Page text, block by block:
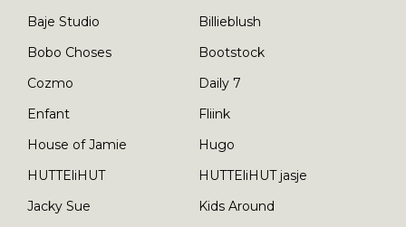
Baje Studio
Billieblush
Bobo Choses
Bootstock
Cozmo
Daily 7
Enfant
Fliink
House of Jamie
Hugo
HUTTEliHUT
HUTTEliHUT jasje
Jacky Sue
Kids Around